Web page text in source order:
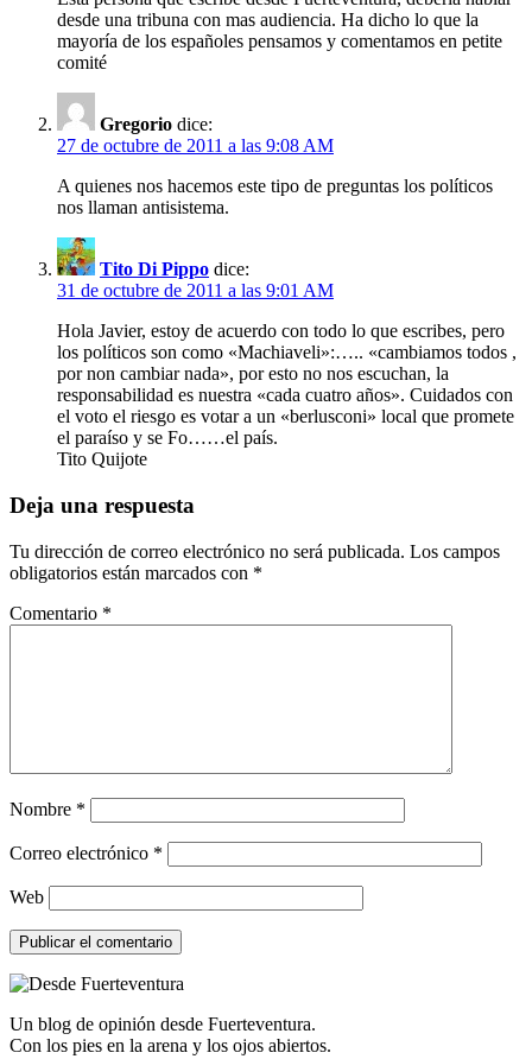
desde una tribuna con mas audiencia. Ha dicho lo que la
mayoría de los españoles pensamos y comentamos en petite
comité
Gregorio dice:
27 de octubre de 2011 a las 9:08 AM
A quienes nos hacemos este tipo de preguntas los políticos
nos llaman antisistema.
Tito Di Pippo dice:
31 de octubre de 2011 a las 9:01 AM
Hola Javier, estoy de acuerdo con todo lo que escribes, pero
los políticos son como «Machiaveli»:….. «cambiamos todos ,
por non cambiar nada», por esto no nos escuchan, la
responsabilidad es nuestra «cada cuatro años». Cuidados con
el voto el riesgo es votar a un «berlusconi» local que promete
el paraíso y se Fo……el país.
Tito Quijote
Deja una respuesta
Tu dirección de correo electrónico no será publicada. Los campos
obligatorios están marcados con *
Comentario *
Nombre *
Correo electrónico *
Web
Un blog de opinión desde Fuerteventura.
Con los pies en la arena y los ojos abiertos.